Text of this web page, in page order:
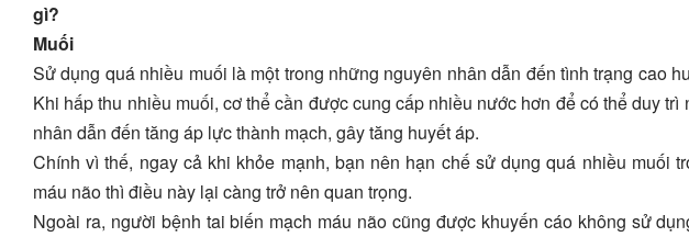
gì?
Muối
Sử dụng quá nhiều muối là một trong những nguyên nhân dẫn đến tình trạng cao
Khi hấp thu nhiều muối, cơ thể cần được cung cấp nhiều nước hơn để có thể duy
nhân dẫn đến tăng áp lực thành mạch, gây tăng huyết áp.
Chính vì thế, ngay cả khi khỏe mạnh, bạn nên hạn chế sử dụng quá nhiều muối
máu não thì điều này lại càng trở nên quan trọng.
Ngoài ra, người bệnh tai biến mạch máu não cũng được khuyến cáo không sử